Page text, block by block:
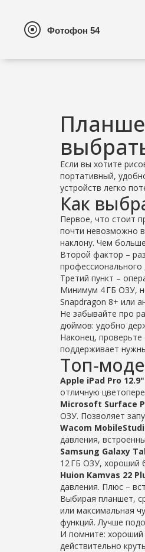
Если вы хотите
портативный,
устройств легко
Как
Первое, что стоит
почти невозможно
наклону. Чем
Второй фактор –
Третий пункт –
Минимум 4 ГБ ОЗУ,
Snapdragon 8+ или
Не забывайте про
дюймов: удобно
Наконец,
поддерживает
Apple iPad Pro
отличную
Microsoft Surface
ОЗУ. Позволяет
Wacom
давления,
Samsung Galaxy
12 ГБ ОЗУ, хороший
Huion Kamvas 22
давления. Плюс –
Выбирая планшет,
или максимальная
функций. Лучше
И помните: хороший
действительно